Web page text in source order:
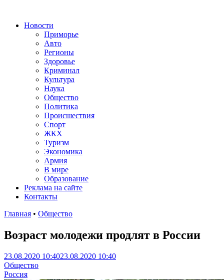
Новости
Приморье
Авто
Регионы
Здоровье
Криминал
Культура
Наука
Общество
Политика
Происшествия
Спорт
ЖКХ
Туризм
Экономика
Армия
В мире
Образование
Реклама на сайте
Контакты
Главная • Общество
Возраст молодежи продлят в России
23.08.2020 10:4023.08.2020 10:40
Общество
Россия